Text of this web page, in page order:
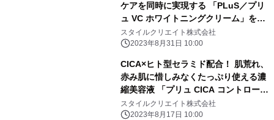
ケアを同時に実現する 「PLuS／プリ
ュ VC ホワイトニングクリーム」を9
月1日に発売
スタイルクリエイト株式会社
2023年8月31日 10:00
CICA×ヒト型セラミド配合！ 肌荒れ、
赤み肌に惜しみなくたっぷり使える濃
縮美容液 「プリュ CICA コントロール
エッセンス」2023年8月21日に発売
スタイルクリエイト株式会社
2023年8月17日 10:00